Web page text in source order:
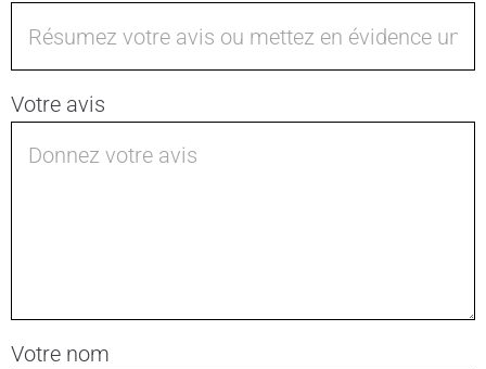
Votre avis
Votre nom